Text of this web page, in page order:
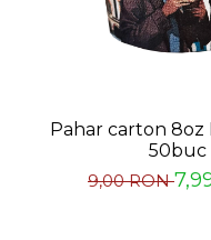
Pahar carton 8oz
50buc
9,00 RON